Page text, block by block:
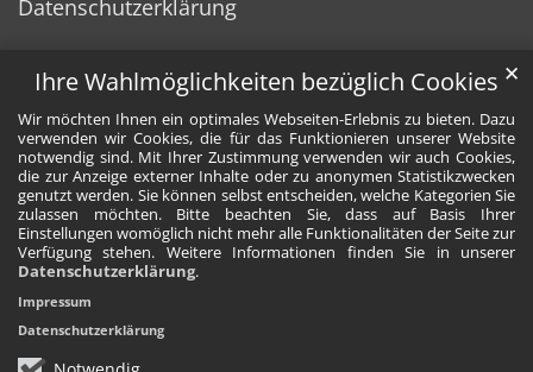
Ihre Wahlmöglichkeiten bezüglich Cookies
Wir möchten Ihnen ein optimales Webseiten-Erlebnis zu bieten. Dazu
verwenden wir Cookies, die für das Funktionieren unserer Website
notwendig sind. Mit Ihrer Zustimmung verwenden wir auch Cookies,
die zur Anzeige externer Inhalte oder zu anonymen Statistikzwecken
genutzt werden. Sie können selbst entscheiden, welche Kategorien Sie
zulassen möchten. Bitte beachten Sie, dass auf Basis Ihrer
Einstellungen womöglich nicht mehr alle Funktionalitäten der Seite zur
Verfügung stehen. Weitere Informationen finden Sie in unserer
Datenschutzerklärung.
✕
Impressum
Datenschutzerklärung
Datenschutzerklärung